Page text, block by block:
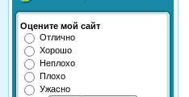
Оцените мой сайт
Отлично
Хорошо
Неплохо
Плохо
Ужасно